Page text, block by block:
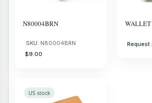
N80004BRN
SKU: N80004BRN
$9.00
WALLET
Request
US stock